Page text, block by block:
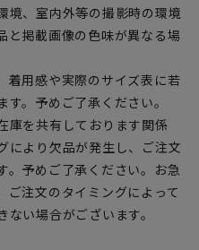
、室内外等の撮影時の環境
と掲載画像の色味が異なる場
用感や実際のサイズ表に若
。予めご了承ください。
を共有しております関係
により欠品が発生し、ご注文
。予めご了承ください。お急
ご注文のタイミングによって
い場合がございます。